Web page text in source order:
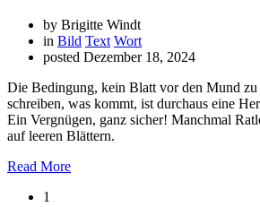
by Brigitte Windt
in Bild Text Wort
posted Dezember 18, 2024
Die Bedingung, kein Blatt vor den Mund zu
schreiben, was kommt, ist durchaus eine
Ein Vergnügen, ganz sicher! Manchmal
auf leeren Blättern.
Read More
1